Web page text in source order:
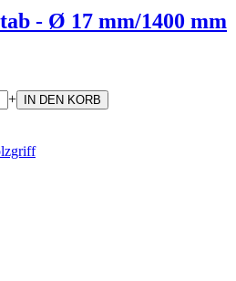
- Ø 17 mm/1400 mm
+